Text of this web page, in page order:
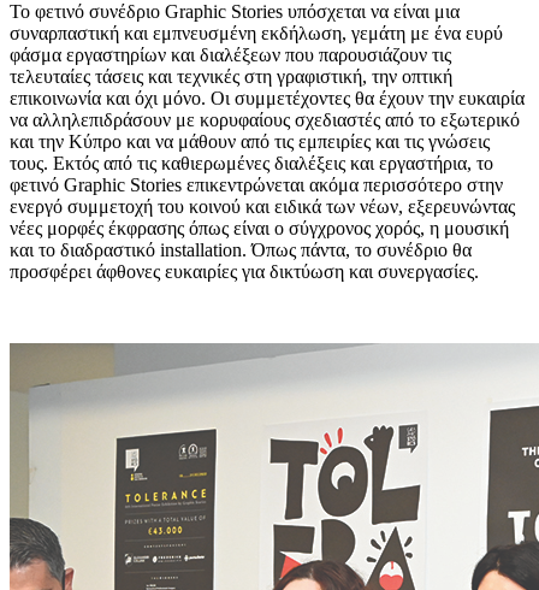
Το φετινό συνέδριο Graphic Stories υπόσχεται να είναι μια
συναρπαστική και εμπνευσμένη εκδήλωση, γεμάτη με ένα ευρύ
φάσμα εργαστηρίων και διαλέξεων που παρουσιάζουν τις
τελευταίες τάσεις και τεχνικές στη γραφιστική, την οπτική
επικοινωνία και όχι μόνο. Οι συμμετέχοντες θα έχουν την ευκαιρία
να αλληλεπιδράσουν με κορυφαίους σχεδιαστές από το εξωτερικό
και την Κύπρο και να μάθουν από τις εμπειρίες και τις γνώσεις
τους. Εκτός από τις καθιερωμένες διαλέξεις και εργαστήρια, το
φετινό Graphic Stories επικεντρώνεται ακόμα περισσότερο στην
ενεργό συμμετοχή του κοινού και ειδικά των νέων, εξερευνώντας
νέες μορφές έκφρασης όπως είναι ο σύγχρονος χορός, η μουσική
και τo διαδραστικό installation. Όπως πάντα, το συνέδριο θα
προσφέρει άφθονες ευκαιρίες για δικτύωση και συνεργασίες.